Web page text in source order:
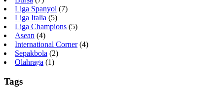
Liga Spanyol (7)
Liga Italia (5)
Liga Champions (5)
Asean (4)
International Corner(4)
Sepakbola (2)
Olahraga (1)
Tags